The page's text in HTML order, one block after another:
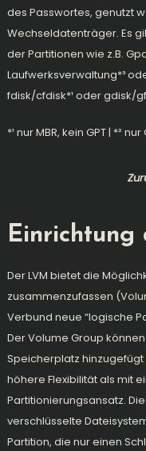
des Passwortes, genutzt
Wechseldatenträger. Es
der Partitionen wie z.B.
Laufwerksverwaltung*³
fdisk/cfdisk*¹ odergdisk/
*¹ nurMBR, kein GPT| *² nur
Einrichtung
Der LVM bietet die
zusammenzufassen
Verbund neue “logische
Der Volume Group
Speicherplatz
höhere Flexibilität als mit
Partitionierungsansatz.
verschlüsselte
Partition, die nur einen